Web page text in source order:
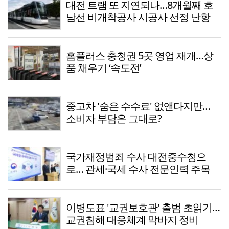
대전 트램 또 지연되나…8개월째 호
남선 비개착공사 시공사 선정 난항
홈플러스 충청권 5곳 영업 재개…상
품 채우기 ‘속도전’
중고차 '숨은 수수료' 없앤다지만…
소비자 부담은 그대로?
국가재정범죄 수사 대전중수청으
로… 관세·국세 수사 전문인력 주목
이병도표 '교권보호관' 출범 초읽기…
교권침해 대응체계 막바지 정비